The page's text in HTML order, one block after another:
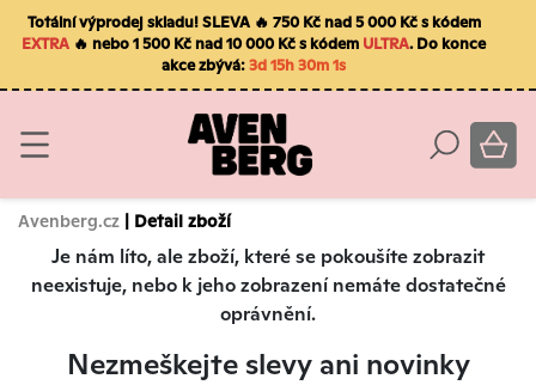
Totální výprodej skladu! SLEVA 🔥 750 Kč nad 5 000 Kč s kódem
EXTRA 🔥 nebo 1 500 Kč nad 10 000 Kč s kódem ULTRA. Do konce
akce zbývá:3d 15h 30m 1s
Avenberg.cz | Detail zboží
Je nám líto, ale zboží, které se pokoušíte zobrazit
neexistuje, nebo k jeho zobrazení nemáte dostatečné
oprávnění.
Nezmeškejte slevy ani novinky